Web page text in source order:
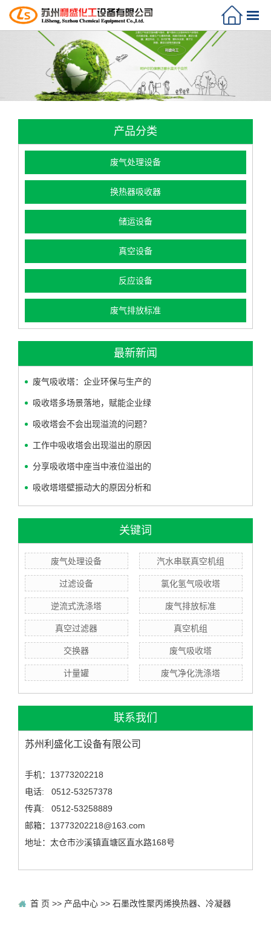
产品分类
废气处理设备
换热器吸收器
储运设备
真空设备
反应设备
废气排放标准
最新新闻
废气吸收塔：企业环保与生产的
吸收塔多场景落地，赋能企业绿
吸收塔会不会出现溢流的问题？
工作中吸收塔会出现溢出的原因
分享吸收塔中座当中液位溢出的
吸收塔塔壁振动大的原因分析和
关键词
废气处理设备 汽水串联真空机组
过滤设备 氯化氢气吸收塔
逆流式洗涤塔 废气排放标准
真空过滤器 真空机组
交换器 废气吸收塔
计量罐 废气净化洗涤塔
联系我们
苏州利盛化工设备有限公司
手机：13773202218
电话: 0512-53257378
传真: 0512-53258889
邮箱：13773202218@163.com
地址：太仓市沙溪镇直塘区直水路168号
首 页 >> 产品中心 >> 石墨改性聚丙烯换热器、冷凝器